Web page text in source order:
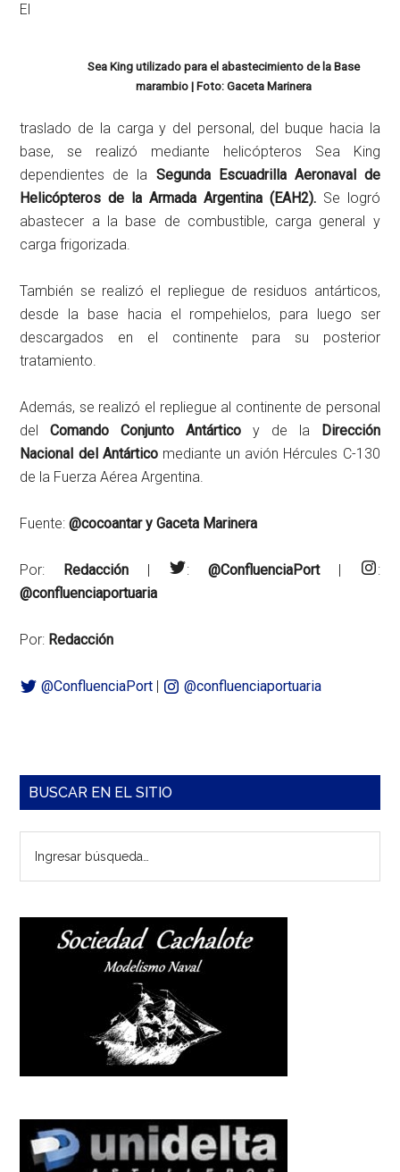
Sea King utilizado para el abastecimiento de la Base
marambio | Foto: Gaceta Marinera
El
traslado de la carga y del personal, del buque hacia la
base, se realizó mediante helicópteros Sea King
dependientes de la Segunda Escuadrilla Aeronaval de
Helicópteros de la Armada Argentina (EAH2).Se logró
abastecer a la base de combustible, carga general y
carga frigorizada.
También se realizó el repliegue de residuos antárticos,
desde la base hacia el rompehielos, para luego ser
descargados en el continente para su posterior
tratamiento.
Además, se realizó el repliegue al continente de personal
delComando Conjunto Antártico y de la Dirección
Nacional del Antárticomediante un avión Hércules C-130
de la Fuerza Aérea Argentina.
Fuente: @cocoantar y Gaceta Marinera
Por: Redacción | : @ConfluenciaPort|
:
@confluenciaportuaria
Por: Redacción
@ConfluenciaPort | @confluenciaportuaria
Barra
principal
BUSCAR EN EL SITIO
búsqueda…